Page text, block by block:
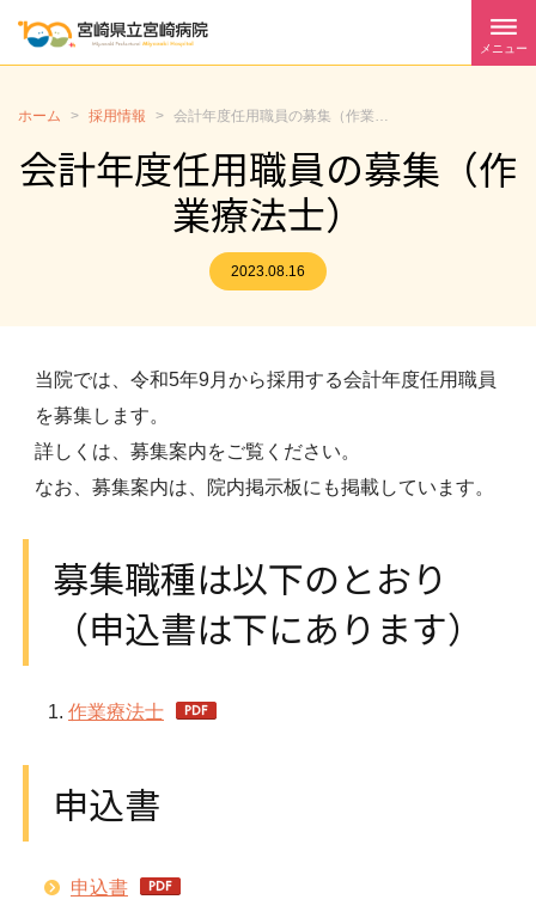
メニュー
ホーム > 採用情報 > 会計年度任用職員の募集（作業療法士）
会計年度任用職員の募集（作
業療法士）
2023.08.16
当院では、令和5年9月から採用する会計年度任用職員
を募集します。
詳しくは、募集案内をご覧ください。
なお、募集案内は、院内掲示板にも掲載しています。
募集職種は以下のとおり
（申込書は下にあります）
作業療法士
申込書
申込書